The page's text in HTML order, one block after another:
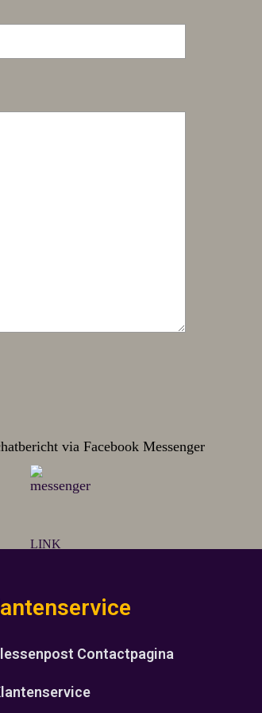
via Facebook Messenger
LINK
Contactpagina